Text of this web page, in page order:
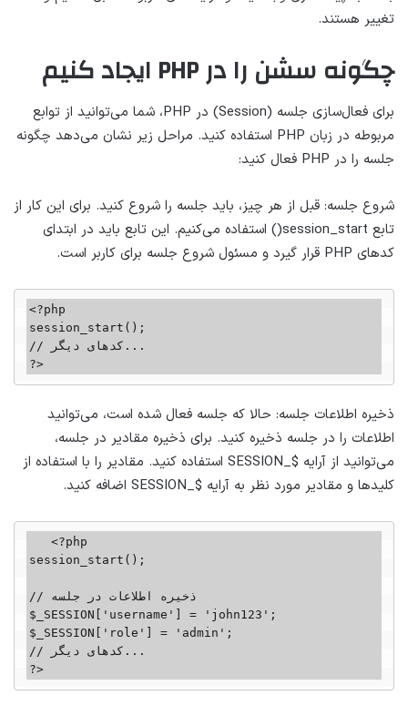
تغییر هستند.
چگونه سشن را در PHP ایجاد کنیم
برای فعال‌سازی جلسه (Session) در PHP، شما می‌توانید از توابع
مربوطه در زبان PHP استفاده کنید. مراحل زیر نشان می‌دهد چگونه
جلسه را در PHP فعال کنید:
شروع جلسه: قبل از هر چیز، باید جلسه را شروع کنید. برای این کار از
تابع session_start() استفاده می‌کنیم. این تابع باید در ابتدای
کدهای PHP قرار گیرد و مسئول شروع جلسه برای کاربر است.
<?php
session_start();
// کدهای دیگر...
?>
ذخیره اطلاعات جلسه: حالا که جلسه فعال شده است، می‌توانید
اطلاعات را در جلسه ذخیره کنید. برای ذخیره مقادیر در جلسه،
می‌توانید از آرایه $_SESSION استفاده کنید. مقادیر را با استفاده از
کلیدها و مقادیر مورد نظر به آرایه $_SESSION اضافه کنید.
   <?php
session_start();
// ذخیره اطلاعات در جلسه
$_SESSION['username'] = 'john123';
$_SESSION['role'] = 'admin';
// کدهای دیگر...
?>